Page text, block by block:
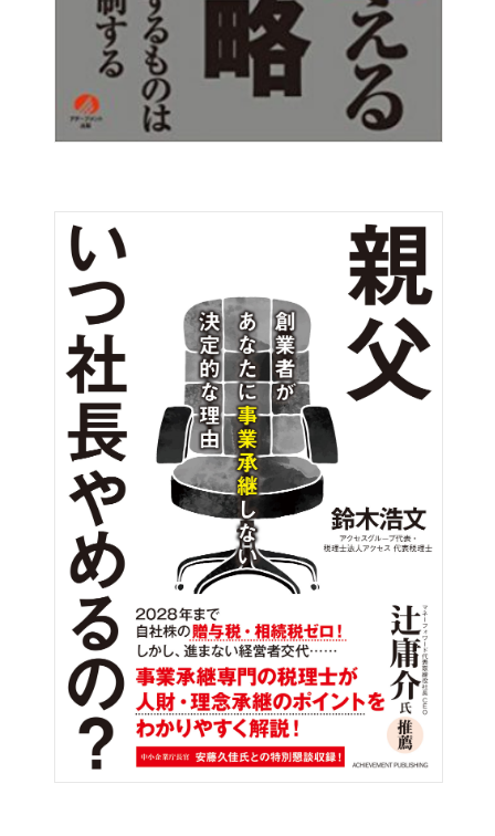
これからの時代、欧米並みに富裕者と貧困者の二極化がは
っきりとした社会になると思われます。私は絶対に勝ち組
と富を得る。
新潟市 / 50代 / 男性